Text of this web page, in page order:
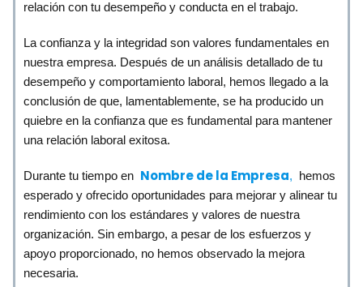
relación con tu desempeño y conducta en el trabajo.
La confianza y la integridad son valores fundamentales en
nuestra empresa. Después de un análisis detallado de tu
desempeño y comportamiento laboral, hemos llegado a la
conclusión de que, lamentablemente, se ha producido un
quiebre en la confianza que es fundamental para mantener
una relación laboral exitosa.
Durante tu tiempo en Nombre de la Empresa, hemos
esperado y ofrecido oportunidades para mejorar y alinear tu
rendimiento con los estándares y valores de nuestra
organización. Sin embargo, a pesar de los esfuerzos y
apoyo proporcionado, no hemos observado la mejora
necesaria.